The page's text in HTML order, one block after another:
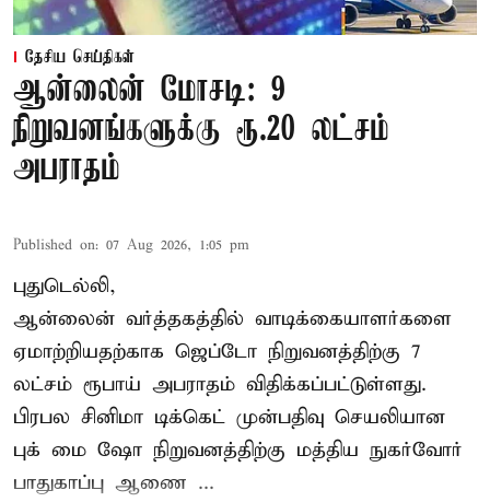
தேசிய செய்திகள்
ஆன்லைன் மோசடி: 9
நிறுவனங்களுக்கு ரூ.20 லட்சம்
அபராதம்
Published on: 07 Aug 2026, 1:05 pm
புதுடெல்லி,
ஆன்லைன் வர்த்தகத்தில் வாடிக்கையாளர்களை
ஏமாற்றியதற்காக ஜெப்டோ நிறுவனத்திற்கு 7
லட்சம் ரூபாய் அபராதம் விதிக்கப்பட்டுள்ளது.
பிரபல சினிமா டிக்கெட் முன்பதிவு செயலியான
புக் மை ஷோ நிறுவனத்திற்கு மத்திய நுகர்வோர்
பாதுகாப்பு ஆணை ...